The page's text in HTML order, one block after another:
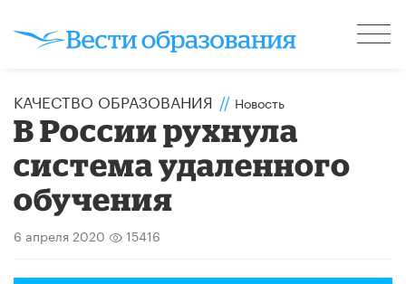
КАЧЕСТВО ОБРАЗОВАНИЯ // Новость
В России рухнула
система удаленного
обучения
6 апреля 2020 15416